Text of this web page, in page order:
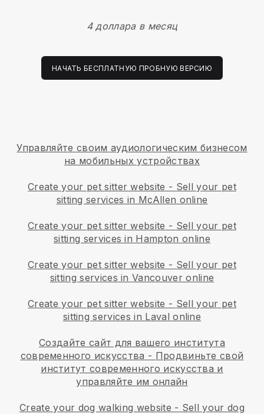
4 доллара в месяц
НАЧАТЬ БЕСПЛАТНУЮ ПРОБНУЮ ВЕРСИЮ
Управляйте своим аудиологическим бизнесом
на мобильных устройствах
Create your pet sitter website - Sell your pet
sitting services in McAllen online
Create your pet sitter website - Sell your pet
sitting services in Hampton online
Create your pet sitter website - Sell your pet
sitting services in Vancouver online
Create your pet sitter website - Sell your pet
sitting services in Laval online
Создайте сайт для вашего института
современного искусства - Продвиньте свой
институт современного искусства и
управляйте им онлайн
Create your dog walking website - Sell your dog